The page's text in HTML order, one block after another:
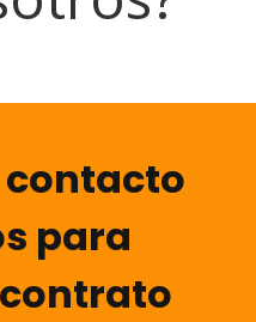
contacto
para